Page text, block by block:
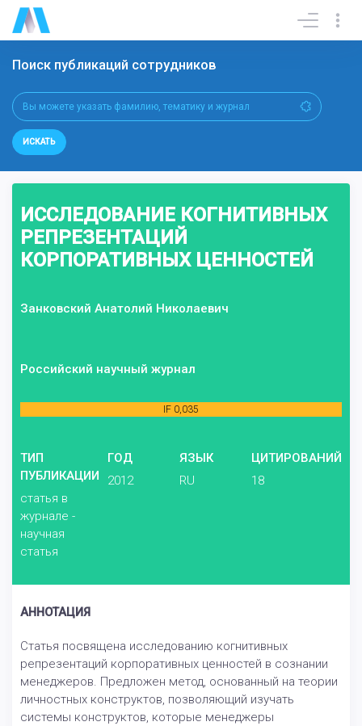
Поиск публикаций сотрудников
ИСКАТЬ
ИССЛЕДОВАНИЕ КОГНИТИВНЫХ
РЕПРЕЗЕНТАЦИЙ
КОРПОРАТИВНЫХ ЦЕННОСТЕЙ
Занковский Анатолий Николаевич
Российский научный журнал
IF 0,035
ТИП
ПУБЛИКАЦИИ
статья в
журнале -
научная
статья
ГОД
2012
ЯЗЫК
RU
ЦИТИРОВАНИЙ
18
АННОТАЦИЯ
Статья посвящена исследованию когнитивных
репрезентаций корпоративных ценностей в сознании
менеджеров. Предложен метод, основанный на теории
личностных конструктов, позволяющий изучать
системы конструктов, которые менеджеры